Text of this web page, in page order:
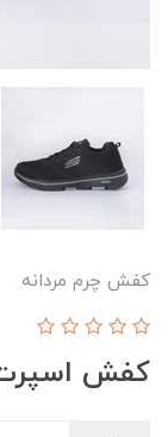
کفش چرم مردانه
کفش اسپرت